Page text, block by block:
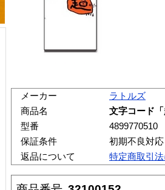
メーカー
ラトルズ
商品名
文字コード
型番
4899770510
保証条件
初期不良対
返品について
特定商取引